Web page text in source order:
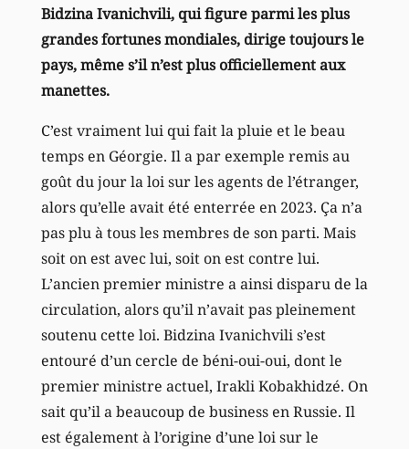
Bidzina Ivanichvili, qui figure parmi les plus
grandes fortunes mondiales, dirige toujours le
pays, même s’il n’est plus officiellement aux
manettes.
C’est vraiment lui qui fait la pluie et le beau
temps en Géorgie. Il a par exemple remis au
goût du jour la loi sur les agents de l’étranger,
alors qu’elle avait été enterrée en 2023. Ça n’a
pas plu à tous les membres de son parti. Mais
soit on est avec lui, soit on est contre lui.
L’ancien premier ministre a ainsi disparu de la
circulation, alors qu’il n’avait pas pleinement
soutenu cette loi. Bidzina Ivanichvili s’est
entouré d’un cercle de béni-oui-oui, dont le
premier ministre actuel, Irakli Kobakhidzé. On
sait qu’il a beaucoup de business en Russie. Il
est également à l’origine d’une loi sur le